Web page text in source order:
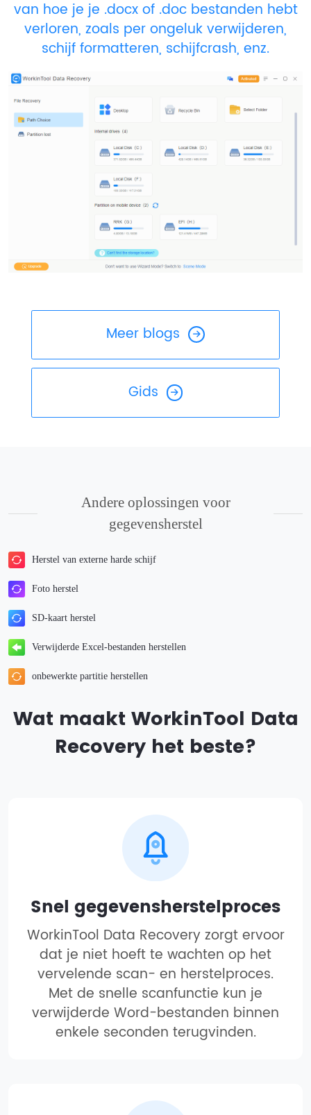
van hoe je je .docx of .doc bestanden hebt
verloren, zoals per ongeluk verwijderen,
schijf formatteren, schijfcrash, enz.
Meer blogs
Gids
Andere oplossingen voor
gegevensherstel
Herstel van externe harde schijf
Foto herstel
SD-kaart herstel
Verwijderde Excel-bestanden herstellen
onbewerkte partitie herstellen
Wat maakt WorkinTool Data
Recovery het beste?
Snel gegevensherstelproces
WorkinTool Data Recovery zorgt ervoor
dat je niet hoeft te wachten op het
vervelende scan- en herstelproces.
Met de snelle scanfunctie kun je
verwijderde Word-bestanden binnen
enkele seconden terugvinden.